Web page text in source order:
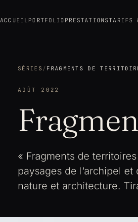
ACCUEIL PORTFOLIO PRESTATIONSTARIFS
SÉRIES / FRAGMENTS DE
AOÛT 2022
« Fragments de
paysages de l’archipel
nature et architecture.